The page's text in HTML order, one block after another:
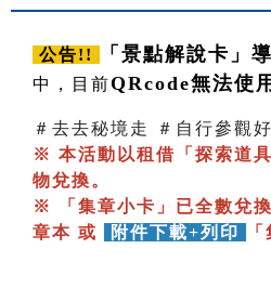
公告!! 「景點解說卡」
中，目前QRcode無法使用
＃去去秘境走 ＃自行參觀
※ 本活動以租借「探索道
物兌換。
※ 「集章小卡」已全數兌
章本 或
附件下載+列印